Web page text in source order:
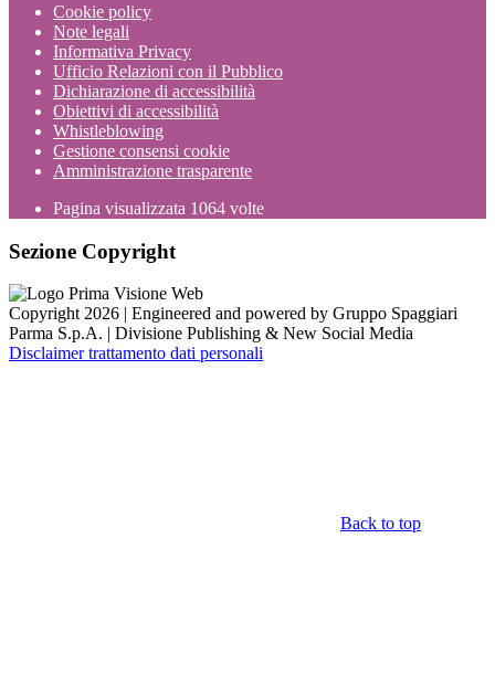
Cookie policy
Note legali
Informativa Privacy
Ufficio Relazioni con il Pubblico
Dichiarazione di accessibilità
Obiettivi di accessibilità
Whistleblowing
Gestione consensi cookie
Amministrazione trasparente
Pagina visualizzata 1064 volte
Sezione Copyright
Copyright 2026 | Engineered and powered by Gruppo Spaggiari
Parma S.p.A. | Divisione Publishing & New Social Media
Disclaimer trattamento dati personali
Back to top